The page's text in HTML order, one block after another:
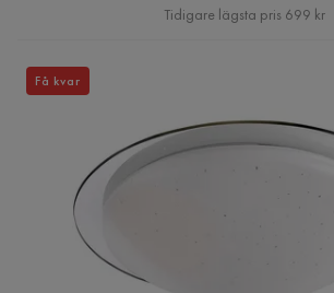
Pris
Tidigare lägsta pris 699 kr
Få kvar